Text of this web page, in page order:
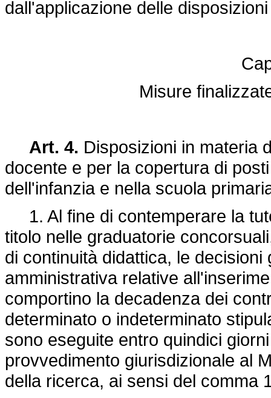
dall'applicazione delle
Misure
Art. 4. Disposizioni in materia
docente e per la copertura di
dell'infanzia e nella scuola
1. Al fine di contemperare la
titolo nelle graduatorie
di continuità didattica, le
amministrativa relative
comportino la decadenza dei
determinato o indeterminato
sono eseguite entro quindici
provvedimento giurisdizionale al
della ricerca, ai sensi del comma